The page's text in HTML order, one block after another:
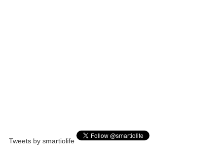
Tweets by smartiolife